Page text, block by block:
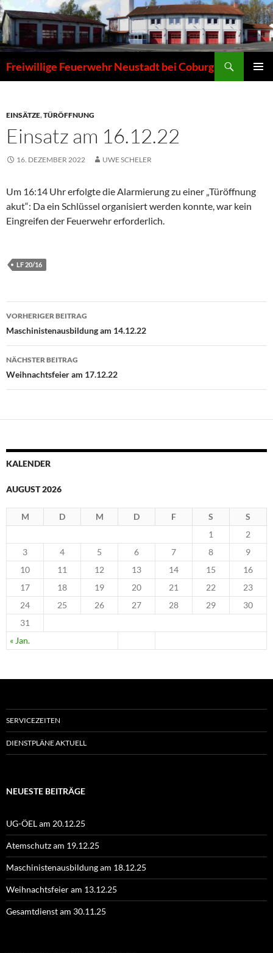
Zum
Inhalt
springen
Freiwillige Feuerwehr Neustadt bei Coburg
EINSÄTZE,TÜRÖFFNUNG
Einsatz am 16.12.22
16. DEZEMBER 2022 UWE SCHELER
Um 16:14 Uhr erfolgte die Alarmierung zu einer „Türöffnung
akut“: Da ein Schlüssel organisiert werden konnte, war kein
Eingreifen der Feuerwehr erforderlich.
LF 20/16
Beitragsnavigation
VORHERIGER BEITRAG
Maschinistenausbildung am 14.12.22
NÄCHSTER BEITRAG
Weihnachtsfeier am 17.12.22
KALENDER
AUGUST 2026
M D M D F S S
« Jan.
1
2
3
4 5 6 7 8
9
10
11 12 13 14 15
16
17
18 19 20 21 22
23
24
25 26 27 28 29
30
31
SERVICEZEITEN
DIENSTPLÄNE AKTUELL
NEUESTE BEITRÄGE
UG-ÖEL am 20.12.25
Atemschutz am 19.12.25
Maschinistenausbildung am 18.12.25
Weihnachtsfeier am 13.12.25
Gesamtdienst am 30.11.25